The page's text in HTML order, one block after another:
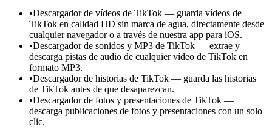
•Descargador de vídeos de TikTok — guarda vídeos de
TikTok en calidad HD sin marca de agua, directamente desde
cualquier navegador o a través de nuestra app para iOS.
•Descargador de sonidos y MP3 de TikTok — extrae y
descarga pistas de audio de cualquier vídeo de TikTok en
formato MP3.
•Descargador de historias de TikTok — guarda las historias
de TikTok antes de que desaparezcan.
•Descargador de fotos y presentaciones de TikTok —
descarga publicaciones de fotos y presentaciones con un solo
clic.